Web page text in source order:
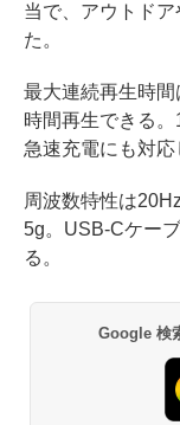
当で、アウトド
た。
最大連続再生時
時間再生できる
急速充電にも対応
周波数特性は
5g。USB-Cケー
る。
Google 検